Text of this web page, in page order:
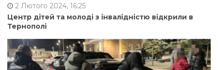
2 Лютого 2024, 16:25
Центр дітей та молоді з інвалідністю відкрили в
Тернополі